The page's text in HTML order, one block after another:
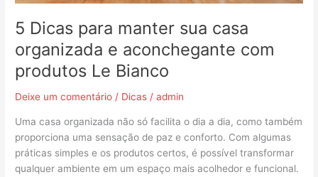
5 Dicas para manter sua casa
organizada e aconchegante com
produtos Le Bianco
Deixe um comentário / Dicas /admin
Uma casa organizada não só facilita o dia a dia, como também
proporciona uma sensação de paz e conforto. Com algumas
práticas simples e os produtos certos, é possível transformar
qualquer ambiente em um espaço mais acolhedor e funcional.
com
produtos
Le
Bianco